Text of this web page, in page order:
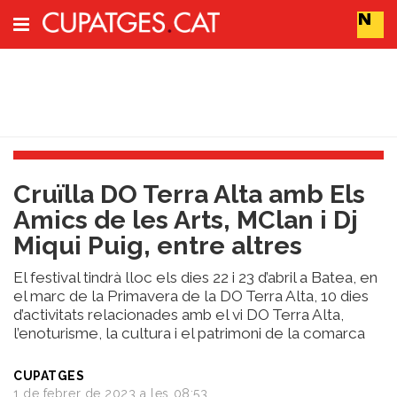
Cerca
Portada
Vins
Naturals
Actualitat
Líders
del
canvi
Impacte
Sostenibilitat
Tendències
Cruïlla DO Terra Alta amb Els
Amics de les Arts, MClan i Dj
Miqui Puig, entre altres
El festival tindrà lloc els dies 22 i 23 d’abril a Batea, en
el marc de la Primavera de la DO Terra Alta, 10 dies
d’activitats relacionades amb el vi DO Terra Alta,
l’enoturisme, la cultura i el patrimoni de la comarca
CUPATGES
1 de febrer de 2023 a les 08:53